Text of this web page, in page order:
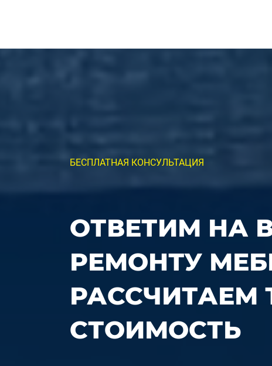
БЕСПЛАТНАЯ КОНСУЛЬТАЦИЯ
ОТВЕТИМ НА
РЕМОНТУ
РАССЧИТАЕМ
СТОИМОСТЬ